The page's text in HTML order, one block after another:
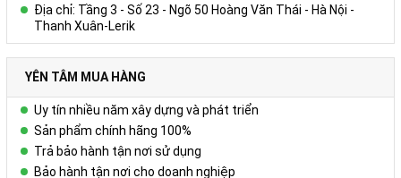
Địa chỉ: Tầng 3 - Số 23 - Ngõ 50 Hoàng Văn Thái - Hà Nội -
Thanh Xuân-Lerik
YÊN TÂM MUA HÀNG
Uy tín nhiều năm xây dựng và phát triển
Sản phẩm chính hãng 100%
Trả bảo hành tận nơi sử dụng
Bảo hành tận nơi cho doanh nghiệp